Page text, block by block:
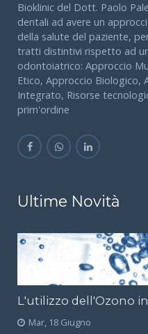
Bioklinic del Dott. Paolo
dentali ad avere un
della salute del paziente,
tratti distintivi rispetto ad
odontoiatrico: Approccio
Etico, Approccio Biologico,
Integrato, Risorse
prim'ordine
Ultime Novità
L'utilizzo dell'Ozono
Mar, 18 Giugno